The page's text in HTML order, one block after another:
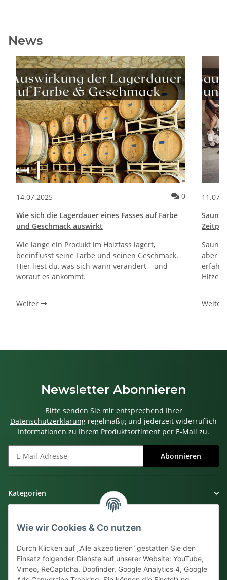
Wie wir Cookies & Co nutzen
Durch Klicken auf „Alle akzeptieren“ gestatten Sie den
Einsatz folgender Dienste auf unserer Website: YouTube,
Vimeo, ReCaptcha, Doofinder, Google Analytics 4, Google
News
Kommentare zum Artikel Die Rebblüte – Warum sie über den
14.07.2025 0
Wie sich die Lagerdauer eines Fasses auf Farbe
und Geschmack auswirkt
Wie lange ein Produkt im Holzfass lagert,
beeinflusst seine Farbe und seinen Geschmack.
Hier liest du, was sich wann verändert – und
worauf es ankommt.
Weiter
Sauna
Sauna
aber
Hitze
Weiter
Newsletter Abonnieren
Bitte senden Sie mir entsprechend Ihrer
Datenschutzerklärung regelmäßig und jederzeit widerruflich
Informationen zu Ihrem Produktsortiment per E-Mail zu.
Abonnieren
Kategorien
Informationen
Kundensupport